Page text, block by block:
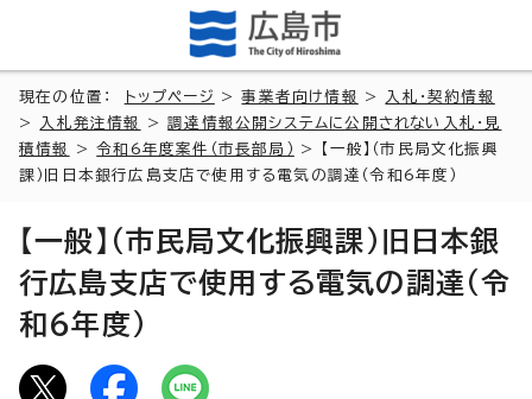
現在の位置： トップページ >事業者向け情報 >
入札・契約情報
>
入札発注情報 >調達情報公開システムに公開されない入札・見
積情報
>令和6年度案件（市長部局）
> 【一般】（市民局文化振興
課）旧日本銀行広島支店で使用する電気の調達（令和6年度）
【一般】（市民局文化振興課）旧日本銀
行広島支店で使用する電気の調達（令
和6年度）